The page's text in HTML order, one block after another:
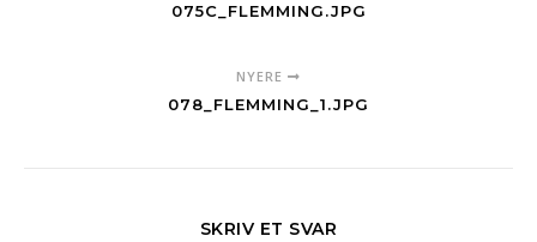
075C_FLEMMING.JPG
NYERE
078_FLEMMING_1.JPG
SKRIV ET SVAR